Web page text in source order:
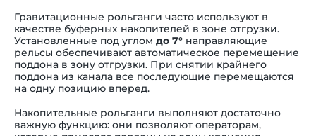
Гравитационные рольганги часто используют в
качестве буферных накопителей в зоне отгрузки.
Установленные под углом до 7° направляющие
рельсы обеспечивают автоматическое перемещение
поддона в зону отгрузки. При снятии крайнего
поддона из канала все последующие перемещаются
на одну позицию вперед.
Накопительные рольганги выполняют достаточно
важную функцию: они позволяют операторам,